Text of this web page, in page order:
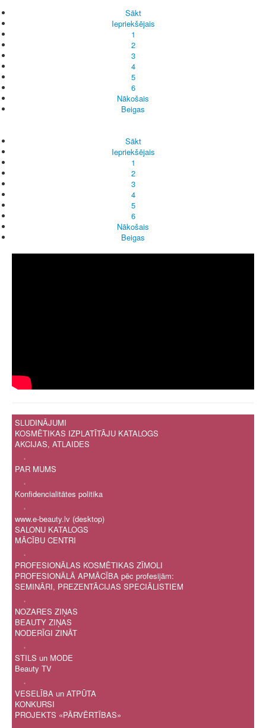
Sākt
Iepriekšējais
1
2
3
4
5
6
Nākošais
Beigas
Sākt
Iepriekšējais
1
2
3
4
5
6
Nākošais
Beigas
SLUDINĀJUMI
KOSMĒTIKAS IZPLATĪTĀJU KATALOGS
AKCIJAS, ATLAIDES
.
PAR MUMS
.
Konfidencialitātes politika
.
www.e-beauty.lv (desktop)
SALONU KATALOGS
MĀCĪBU CENTRI
.
PROFESIONĀLAS KOSMĒTIKAS ZĪMOLI
PROFESIONĀLĀ APMĀCĪBA pēc profesijām:
SEMINĀRI, PREZENTĀCIJAS SPECIĀLISTIEM
.
NOZARES ZIŅAS
BEAUTY ZIŅAS
NODERĪGI ZINĀT
.
STILS un MODE
Beauty TV
.
VESELĪBA un ATPŪTA
KONKURSI
PROJEKTS «PĀRVĒRTĪBAS»